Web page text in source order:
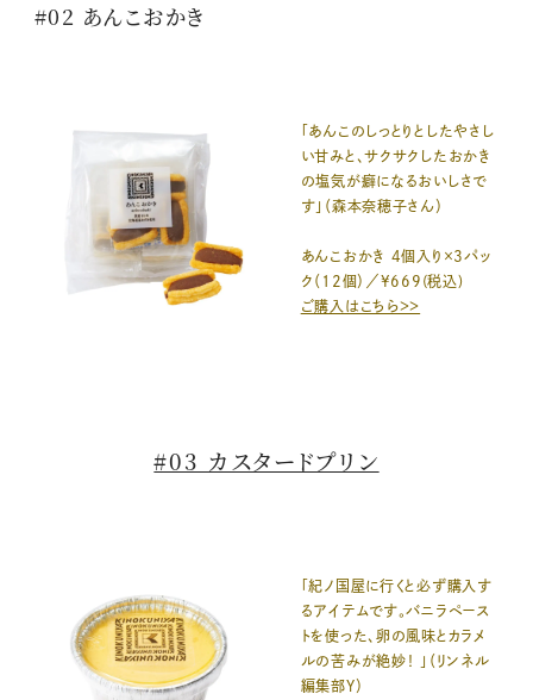
#02 あんこおかき
「あんこのしっとりとしたやさし
い甘みと、サクサクしたおかき
の塩気が癖になるおいしさで
す」（森本奈穂子さん）
あんこおかき 4個入り×3パッ
ク（12個）／¥669(税込)
ご購入はこちら＞＞
#03 カスタードプリン
「紀ノ国屋に行くと必ず購入す
るアイテムです。バニラペース
トを使った、卵の風味とカラメ
ルの苦みが絶妙！ 」（リンネル
編集部Y）